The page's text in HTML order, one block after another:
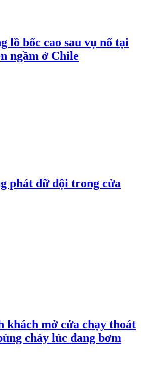
lồ bốc cao sau vụ nổ tại
ngầm ở Chile
phát dữ dội trong cửa
khách mở cửa chạy thoát
cháy lúc đang bơm